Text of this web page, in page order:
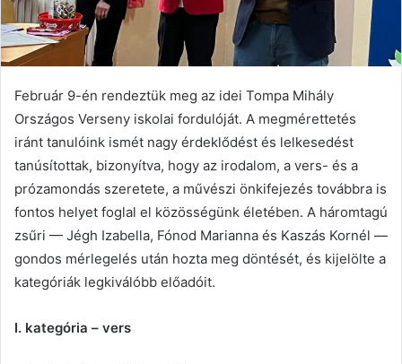
Február 9-én rendeztük meg az idei Tompa Mihály
Országos Verseny iskolai fordulóját. A megmérettetés
iránt tanulóink ismét nagy érdeklődést és lelkesedést
tanúsítottak, bizonyítva, hogy az irodalom, a vers- és a
prózamondás szeretete, a művészi önkifejezés továbbra is
fontos helyet foglal el közösségünk életében. A háromtagú
zsűri — Jégh Izabella, Fónod Marianna és Kaszás Kornél —
gondos mérlegelés után hozta meg döntését, és kijelölte a
kategóriák legkiválóbb előadóit.
I. kategória – vers